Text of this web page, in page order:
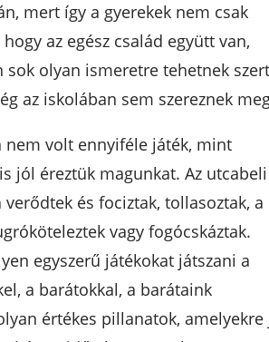
mert így a gyerekek nem csak
az egész család együtt van,
sok olyan ismeretre tehetnek
az iskolában sem szereznek
nem volt ennyiféle játék, mint
jól éreztük magunkat. Az utcabeli
és fociztak, tollasoztak, a
vagy fogócskáztak.
egyszerű játékokat játszani a
a barátokkal, a barátaink
értékes pillanatok, amelyekre